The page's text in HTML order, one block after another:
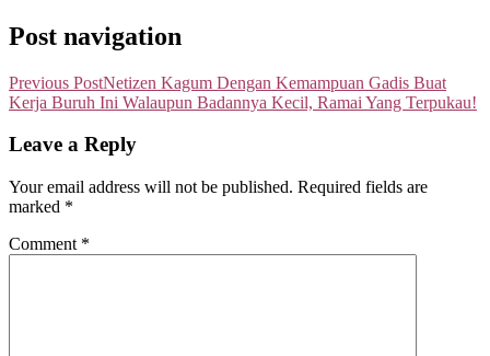
Post navigation
Previous PostNetizen Kagum Dengan Kemampuan Gadis Buat
Kerja Buruh Ini Walaupun Badannya Kecil, Ramai Yang Terpukau!
Leave a Reply
Your email address will not be published. Required fields are
marked *
Comment *